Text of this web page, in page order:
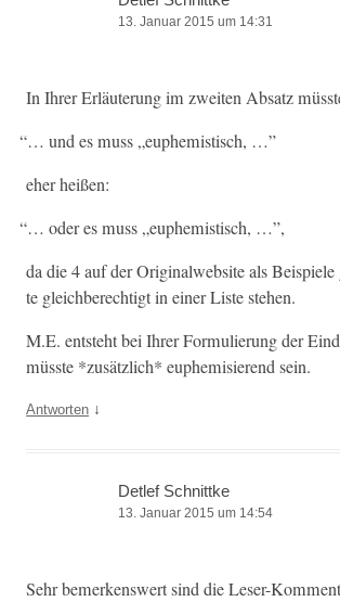
13. Januar 2015 um 14:31
In Ihrer Erläuterung im zweit­en Absatz
“… und es muss „euphemistisch, …”
eher heißen:
“… oder es muss „euphemistisch, …”,
da die 4 auf der Orig­i­nal­web­site als
te gle­ich­berechtigt in ein­er Liste stehen.
M.E. entste­ht bei Ihrer For­mulierung der
müsste *zusät­zlich* euphemisierend sein.
Antworten ↓
Detlef Schnittke
13. Januar 2015 um 14:54
Sehr bemerkenswert sind die Leser-